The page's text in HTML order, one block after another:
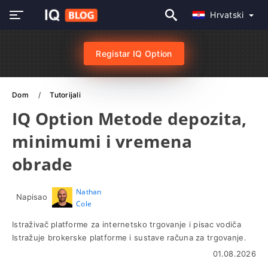
Hrvatski
Registar IQ Option
Dom Tutorijali
IQ Option Metode depozita,
minimumi i vremena
obrade
Napisao
Nathan
Cole
Istraživač platforme za internetsko trgovanje i pisac vodiča
Istražuje brokerske platforme i sustave računa za trgovanje.
01.08.2026